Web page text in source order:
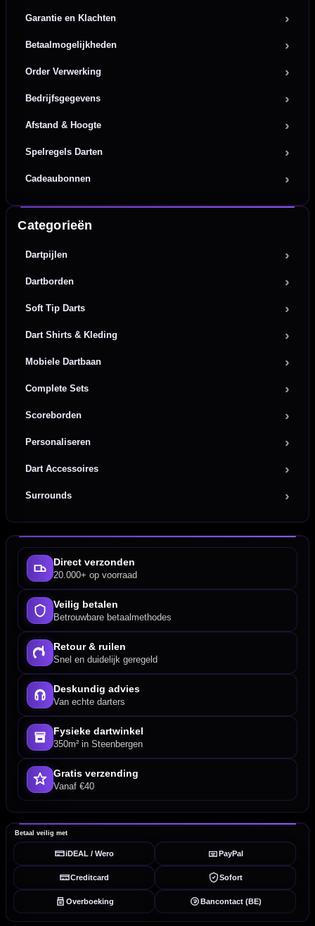
Garantie en Klachten
Betaalmogelijkheden
Order Verwerking
Bedrijfsgegevens
Afstand & Hoogte
Spelregels Darten
Cadeaubonnen
Categorieën
Dartpijlen
Dartborden
Soft Tip Darts
Dart Shirts & Kleding
Mobiele Dartbaan
Complete Sets
Scoreborden
Personaliseren
Dart Accessoires
Surrounds
Direct verzonden
20.000+ op voorraad
Veilig betalen
Betrouwbare betaalmethodes
Retour & ruilen
Snel en duidelijk geregeld
Deskundig advies
Van echte darters
Fysieke dartwinkel
350m² in Steenbergen
Gratis verzending
Vanaf €40
Betaal veilig met
iDEAL / Wero PayPal
Creditcard Sofort
Overboeking Bancontact (BE)